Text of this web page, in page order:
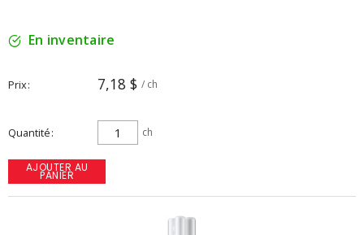
En inventaire
Prix 7,18 $ / ch
Quantité ch
AJOUTER AU
PANIER